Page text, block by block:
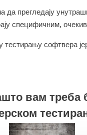
да прегледају
специфичним,
софтвера
вам треба